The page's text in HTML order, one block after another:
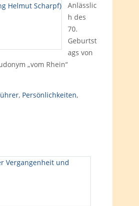
Anlässlic
h des
70.
Geburtst
ags von
„vom Rhein“
, Persönlichkeiten,